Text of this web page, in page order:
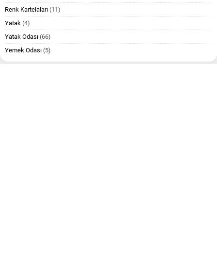
Renk Kartelaları (11)
Yatak (4)
Yatak Odası (66)
Yemek Odası (5)